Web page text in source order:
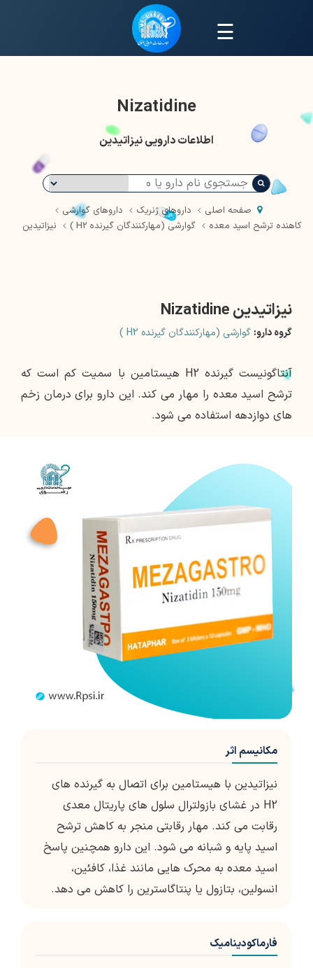
☰
Nizatidine
اطلاعات دارویی نیزاتیدین
صفحه اصلی داروهای ژنریک
داروهای گوارشی
کاهنده ترشح اسید معده
گوارشی (مهارکنندگان گیرنده H2 ) نیزاتیدین
نیزاتیدین Nizatidine
گروه دارو: گوارشی (مهارکنندگان گیرنده H2 )
آنتاگونیست گیرنده H2 هیستامین با سمیت کم است که
ترشح اسید معده را مهار می کند. این دارو برای درمان زخم
های دوازدهه استفاده می شود.
مکانیسم اثر
نیزاتیدین با هیستامین برای اتصال به گیرنده های
H2 در غشای بازولترال سلول های پاریتال معدی
رقابت می کند. مهار رقابتی منجر به کاهش ترشح
اسید پایه و شبانه می شود. این دارو همچنین پاسخ
اسید معده به محرک هایی مانند غذا، کافئین،
انسولین، بتازول یا پنتاگاسترین را کاهش می دهد.
فارماکودینامیک